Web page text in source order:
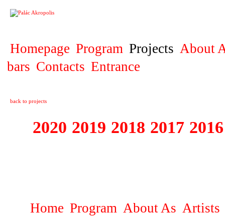
Homepage Program Projects About
bars Contacts Entrance
back to projects
2020 2019 2018 2017 2016
Home Program About As Artists